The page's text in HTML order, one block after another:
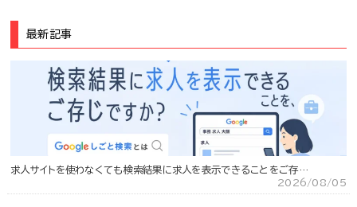
最新記事
求人サイトを使わなくても検索結果に求人を表示できることをご存…
2026/08/05